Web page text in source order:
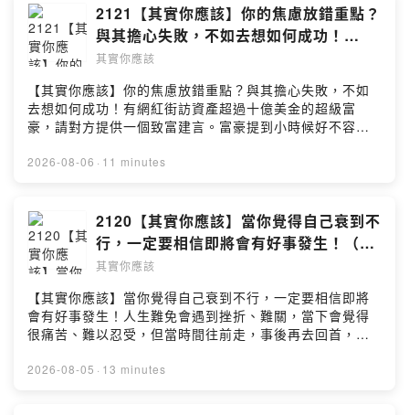
Ushould2020@gmail.com2122【其實你應該】朋友少的
原因？不一定是人緣差，而是你從沒打算利用別人！（一
年最熱的時期「三伏天」）
2121【其實你應該】你的焦慮放錯重點？
與其擔心失敗，不如去想如何成功！
（《蜘蛛人》要看SCREENX？）
其實你應該
【其實你應該】你的焦慮放錯重點？與其擔心失敗，不如
去想如何成功！有網紅街訪資產超過十億美金的超級富
豪，請對方提供一個致富建言。富豪提到小時候好不容易
到的錢一夕消失，於是像叔叔請教如何理財，對方給出與
向 #自我提升 #心靈雞湯 #人生目標 #放錯重點 #工作方向
#人生理想 #自信 #不焦慮 #Podcast #找回目標---
Podcast 收聽平台：https://linktr.ee/Ushould2020合作
聯繫信箱：Ushould2020@gmail.com
2026-08-06 · 11 minutes
2120【其實你應該】當你覺得自己衰到不
行，一定要相信即將會有好事發生！（什
麼是「認知吝嗇者」？）
其實你應該
【其實你應該】當你覺得自己衰到不行，一定要相信即將
會有好事發生！人生難免會遇到挫折、難關，當下會覺得
很痛苦、難以忍受，但當時間往前走，事後再去回首，便
物。#其實你應該 #衰到不行 #好事發生 #轉念 #找回自信
2026-08-05 · 13 minutes